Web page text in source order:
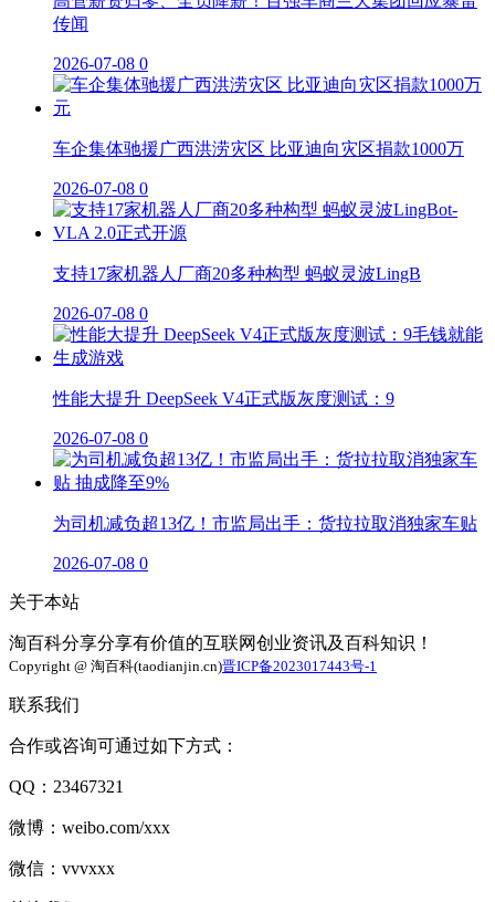
传闻
2026-07-08 0
车企集体驰援广西洪涝灾区 比亚迪向灾区捐款1000万
2026-07-08 0
支持17家机器人厂商20多种构型 蚂蚁灵波LingB
2026-07-08 0
性能大提升 DeepSeek V4正式版灰度测试：9
2026-07-08 0
为司机减负超13亿！市监局出手：货拉拉取消独家车贴
2026-07-08 0
关于本站
淘百科分享分享有价值的互联网创业资讯及百科知识！
Copyright @ 淘百科(taodianjin.cn)晋ICP备2023017443号-1
联系我们
合作或咨询可通过如下方式：
QQ：23467321
微博：weibo.com/xxx
微信：vvvxxx